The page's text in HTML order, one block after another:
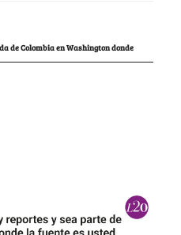
de Colombia en Washington donde